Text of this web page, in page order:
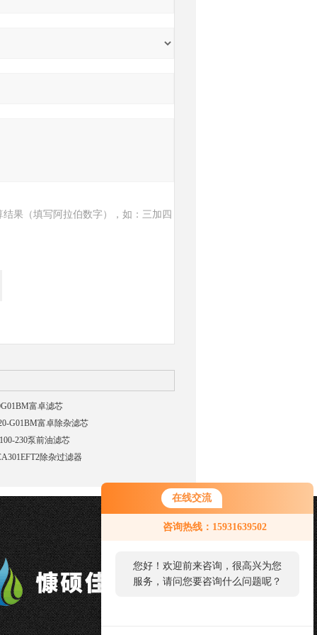
在线交流
咨询热线：15931639502
您好！欢迎前来咨询，很高兴为您
服务，请问您要咨询什么问题呢？
您好，看您停留很久了，是否找到
了需求产品，您可以直接在线与我
结果（填写阿拉伯数字），如：三加四
富卓滤芯
G01BM富卓除杂滤芯
230泵前油滤芯
除杂过滤器